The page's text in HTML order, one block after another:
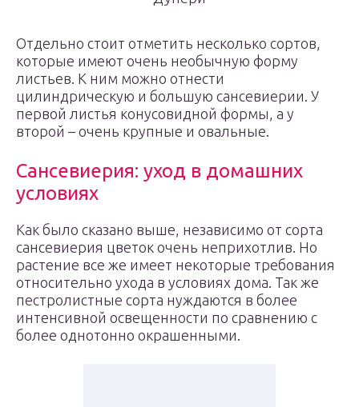
Отдельно стоит отметить несколько сортов,
которые имеют очень необычную форму
листьев. К ним можно отнести
цилиндрическую и большую сансевиерии. У
первой листья конусовидной формы, а у
второй – очень крупные и овальные.
Сансевиерия: уход в домашних
условиях
Как было сказано выше, независимо от сорта
сансевиерия цветок очень неприхотлив. Но
растение все же имеет некоторые требования
относительно ухода в условиях дома. Так же
пестролистные сорта нуждаются в более
интенсивной освещенности по сравнению с
более однотонно окрашенными.